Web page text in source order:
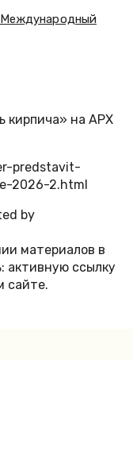
кирпича» на АРХ
predstavit-
2026-2.html
by
материалов в
активную ссылку
сайте.